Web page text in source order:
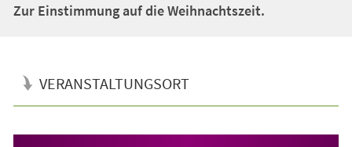
Zur Einstimmung auf die Weihnachtszeit.
VERANSTALTUNGSORT